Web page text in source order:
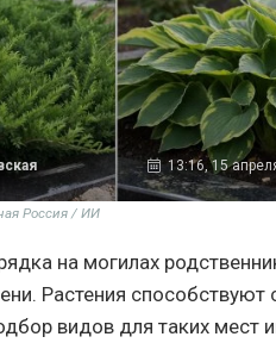
13:16, 15
Россия / ИИ
на могилах
Растения
видов для таких